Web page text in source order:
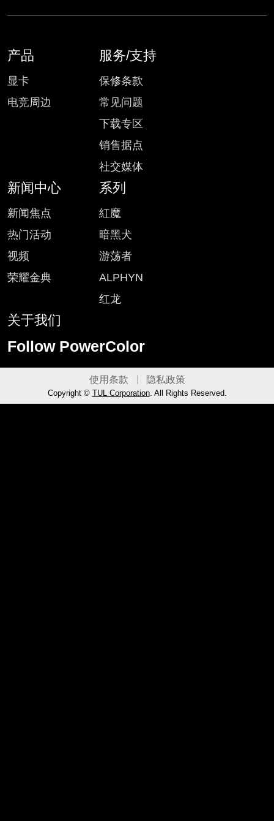
产品
显卡
电竞周边
服务/支持
保修条款
常见问题
下载专区
销售据点
社交媒体
新闻中心
新闻焦点
热门活动
视频
荣耀金典
系列
紅魔
暗黑犬
游荡者
ALPHYN
红龙
关于我们
Follow PowerColor
使用条款 隐私政策
Copyright © TUL Corporation. All Rights Reserved.